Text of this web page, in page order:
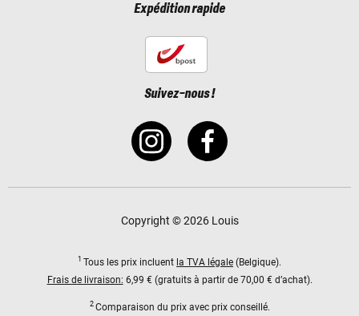
Expédition rapide
Suivez-nous !
Copyright © 2026 Louis
1 Tous les prix incluent la TVA légale (Belgique).
Frais de livraison: 6,99 € (gratuits à partir de 70,00 € d’achat).
2 Comparaison du prix avec prix conseillé.